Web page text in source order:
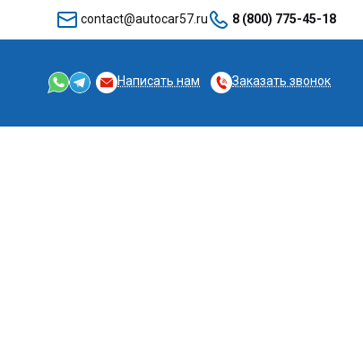
contact@autocar57.ru 8 (800) 775-45-18
Написать нам Заказать звонок